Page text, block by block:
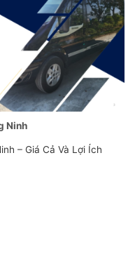
Ninh
– Giá Cả Và Lợi Ích